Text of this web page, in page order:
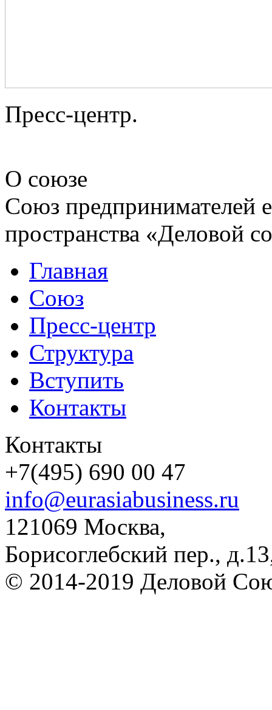
Пресс-центр.
О союзе
Союз предпринимателей
пространства «Деловой
Главная
Союз
Пресс-центр
Структура
Вступить
Контакты
Контакты
+7(495) 690 00 47
info@eurasiabusiness.ru
121069 Москва,
Борисоглебский пер.,
© 2014-2019 Деловой